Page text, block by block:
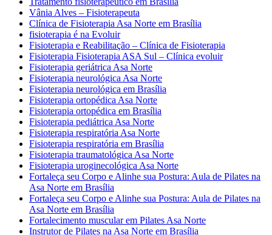
Vânia Alves – Fisioterapeuta
Clínica de Fisioterapia Asa Norte em Brasília
fisioterapia é na Evoluir
Fisioterapia e Reabilitação – Clínica de Fisioterapia
Fisioterapia Fisioterapia ASA Sul – Clínica evoluir
Fisioterapia geriátrica Asa Norte
Fisioterapia neurológica Asa Norte
Fisioterapia neurológica em Brasília
Fisioterapia ortopédica Asa Norte
Fisioterapia ortopédica em Brasília
Fisioterapia pediátrica Asa Norte
Fisioterapia respiratória Asa Norte
Fisioterapia respiratória em Brasília
Fisioterapia traumatológica Asa Norte
Fisioterapia uroginecológica Asa Norte
Fortaleça seu Corpo e Alinhe sua Postura: Aula de Pilates na
Asa Norte em Brasília
Fortaleça seu Corpo e Alinhe sua Postura: Aula de Pilates na
Asa Norte em Brasília
Fortalecimento muscular em Pilates Asa Norte
Instrutor de Pilates na Asa Norte em Brasília